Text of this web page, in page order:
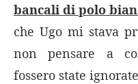
bancali di polo
che Ugo mi stava
non pensare a
fossero state